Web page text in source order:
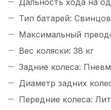
Дальность хода на
Тип батарей:
Максимальный
Вес коляски: 38 кг
Задние колеса:
Диаметр задних
Передние колеса: